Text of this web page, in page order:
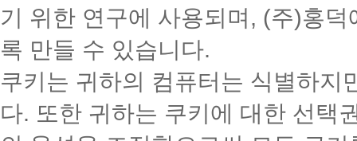
기 위한 연구에 사용되며, (주)홍
록 만들 수 있습니다.
쿠키는 귀하의 컴퓨터는 식별하지
다. 또한 귀하는 쿠키에 대한 선택